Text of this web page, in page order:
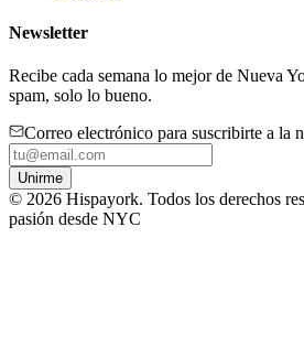
Newsletter
Recibe cada semana lo mejor de Nueva
spam, solo lo bueno.
Correo electrónico para suscribirte a la
Unirme
© 2026 Hispayork. Todos los derechos
pasión desde NYC